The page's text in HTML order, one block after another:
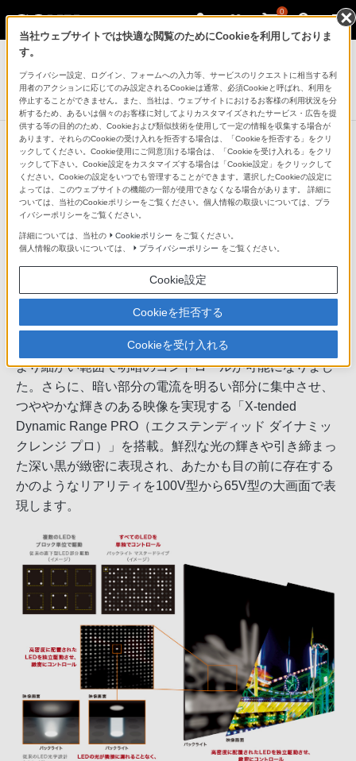
0
テレビ ブラビア
4K液晶テレビ
Z9Dシリーズ
すべてのLEDが、完全独立駆動。ソ
ニーのテレビ史上最高画質モデルを
生み出す「バックライト マスタード
ライブ」
従来の直下型LED部分駆動は、いくつかのLEDをブロッ
ク単位でまとめて駆動させていましたが、Z9Dシリーズ
はすべてのLEDを一つ一つ単独で駆動させているので、
より細かい範囲で明暗のコントロールが可能になりまし
た。さらに、暗い部分の電流を明るい部分に集中させ、
つややかな輝きのある映像を実現する「X-tended
Dynamic Range PRO（エクステンディッド ダイナミッ
クレンジ プロ）」を搭載。鮮烈な光の輝きや引き締まっ
た深い黒が緻密に表現され、あたかも目の前に存在する
かのようなリアリティを100V型から65V型の大画面で表
現します。
当社ウェブサイトでは快適な閲覧のためにCookieを利用しておりま
す。
プライバシー設定、ログイン、フォームへの入力等、サービスのリクエストに相当する利
用者のアクションに応じてのみ設定されるCookieは通常、必須Cookieと呼ばれ、利用を
停止することができません。また、当社は、ウェブサイトにおけるお客様の利用状況を分
析するため、あるいは個々のお客様に対してよりカスタマイズされたサービス・広告を提
供する等の目的のため、Cookieおよび類似技術を使用して一定の情報を収集する場合が
あります。それらのCookieの受け入れを拒否する場合は、「Cookieを拒否する」をクリ
ックしてください。Cookie使用にご同意頂ける場合は、「Cookieを受け入れる」をクリ
ックして下さい。Cookie設定をカスタマイズする場合は「Cookie設定」をクリックして
ください。Cookieの設定をいつでも管理することができます。選択したCookieの設定に
よっては、このウェブサイトの機能の一部が使用できなくなる場合があります。 詳細に
ついては、当社のCookieポリシーをご覧ください。個人情報の取扱いについては、プラ
イバシーポリシーをご覧ください。
詳細については、当社の Cookieポリシー をご覧ください。
個人情報の取扱いについては、
プライバシーポリシー をご覧ください。
Cookie設定
Cookieを拒否する
Cookieを受け入れる